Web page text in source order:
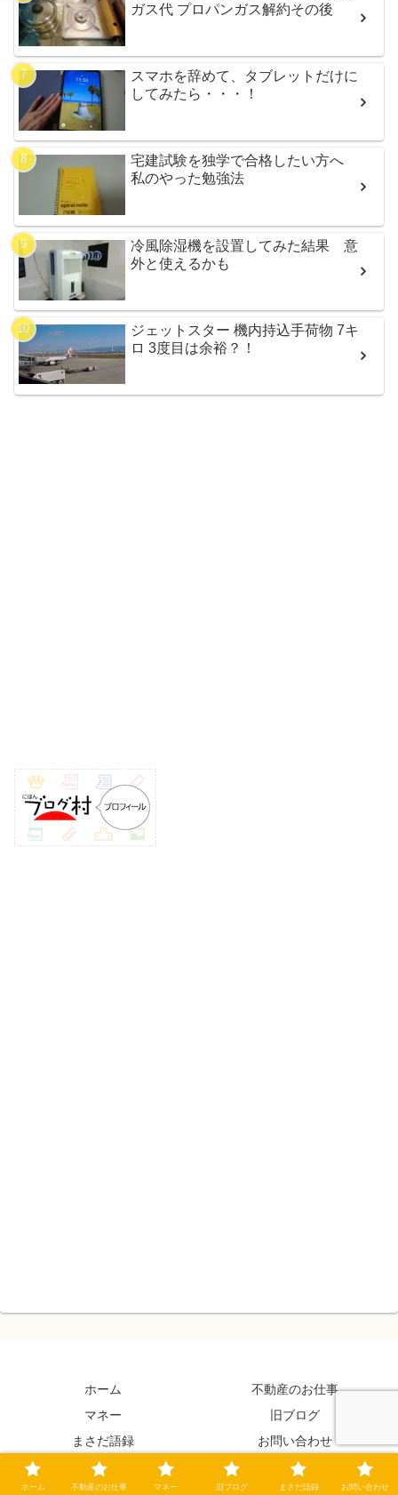
ガス代 プロパンガス解約その後
スマホを辞めて、タブレットだけに
してみたら・・・！
宅建試験を独学で合格したい方へ
私のやった勉強法
冷風除湿機を設置してみた結果 意
外と使えるかも
ジェットスター 機内持込手荷物 7キ
ロ 3度目は余裕？！
ホーム
不動産のお仕事
マネー
旧ブログ
まさだ語録
お問い合わせ
Copyright © 2019-2026 まさだ嫁日記 All Rights Reserved.
ホーム 不動産のお仕事 マネー 旧ブログ まさだ語録 お問い合わせ